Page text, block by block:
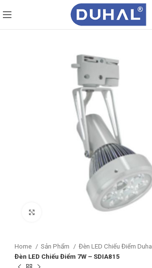
Home Sản Phẩm
Đèn LED Chiếu Điểm Duhal
Đèn LED Chiếu Điểm 7W – SDIA815